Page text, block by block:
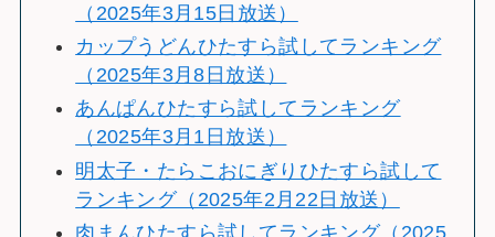
（2025年3月15日放送）
カップうどんひたすら試してランキング
（2025年3月8日放送）
あんぱんひたすら試してランキング
（2025年3月1日放送）
明太子・たらこおにぎりひたすら試して
ランキング（2025年2月22日放送）